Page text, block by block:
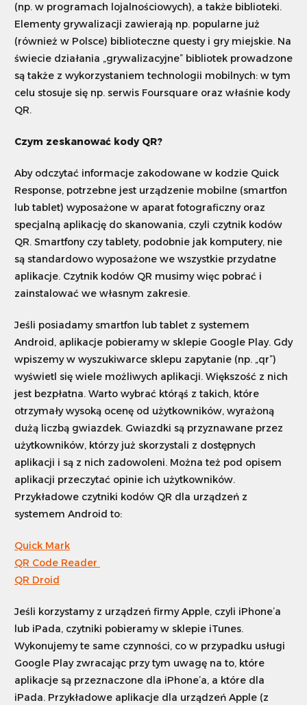
(np. w programach lojalnościowych), a także biblioteki.
Elementy grywalizacji zawierają np. popularne już
(również w Polsce) biblioteczne questy i gry miejskie. Na
świecie działania „grywalizacyjne” bibliotek prowadzone
są także z wykorzystaniem technologii mobilnych: w tym
celu stosuje się np. serwis Foursquare oraz właśnie kody
QR.
Czym zeskanować kody QR?
Aby odczytać informacje zakodowane w kodzie Quick
Response, potrzebne jest urządzenie mobilne (smartfon
lub tablet) wyposażone w aparat fotograficzny oraz
specjalną aplikację do skanowania, czyli czytnik kodów
QR. Smartfony czy tablety, podobnie jak komputery, nie
są standardowo wyposażone we wszystkie przydatne
aplikacje. Czytnik kodów QR musimy więc pobrać i
zainstalować we własnym zakresie.
Jeśli posiadamy smartfon lub tablet z systemem
Android, aplikacje pobieramy w sklepie Google Play. Gdy
wpiszemy w wyszukiwarce sklepu zapytanie (np. „qr”)
wyświetl się wiele możliwych aplikacji. Większość z nich
jest bezpłatna. Warto wybrać którąś z takich, które
otrzymały wysoką ocenę od użytkowników, wyrażoną
dużą liczbą gwiazdek. Gwiazdki są przyznawane przez
użytkowników, którzy już skorzystali z dostępnych
aplikacji i są z nich zadowoleni. Można też pod opisem
aplikacji przeczytać opinie ich użytkowników.
Przykładowe czytniki kodów QR dla urządzeń z
systemem Android to:
Quick Mark
QR Code Reader
QR Droid
Jeśli korzystamy z urządzeń firmy Apple, czyli iPhone’a
lub iPada, czytniki pobieramy w sklepie iTunes.
Wykonujemy te same czynności, co w przypadku usługi
Google Play zwracając przy tym uwagę na to, które
aplikacje są przeznaczone dla iPhone’a, a które dla
iPada. Przykładowe aplikacje dla urządzeń Apple (z